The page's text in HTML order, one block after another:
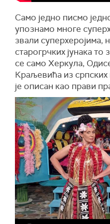
Само једно писмо
упознамо многе
звали суперхеројима,
старогрчких јунака то
се само Херкула,
Краљевића из српских
је описан као прави